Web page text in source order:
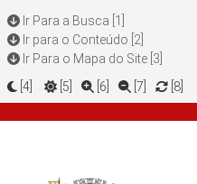
Ir Para a Busca [1]
Ir para o Conteúdo [2]
Ir Para o Mapa do Site [3]
[4]
[5] [6] [7] [8]